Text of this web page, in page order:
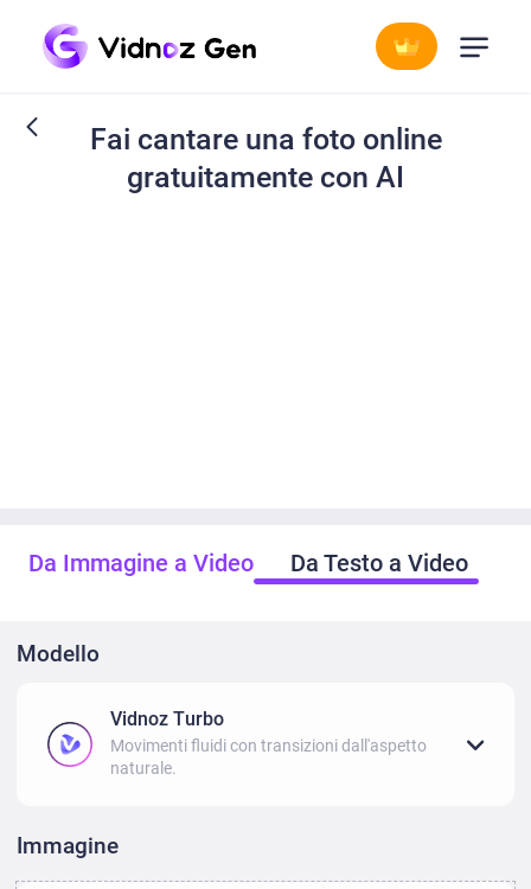
Fai cantare una foto online
gratuitamente con AI
Da Immagine a Video Da Testo a Video
Modello
Vidnoz Turbo
Movimenti fluidi con transizioni dall'aspetto
naturale.
Immagine